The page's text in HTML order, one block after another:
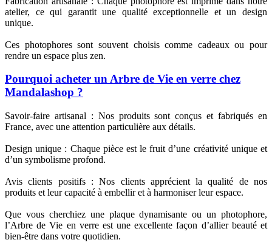
atelier, ce qui garantit une qualité exceptionnelle et un design
unique.
Ces photophores sont souvent choisis comme cadeaux ou pour
rendre un espace plus zen.
Pourquoi acheter un Arbre de Vie en verre chez
Mandalashop ?
Savoir-faire artisanal : Nos produits sont conçus et fabriqués en
France, avec une attention particulière aux détails.
Design unique : Chaque pièce est le fruit d’une créativité unique et
d’un symbolisme profond.
Avis clients positifs : Nos clients apprécient la qualité de nos
produits et leur capacité à embellir et à harmoniser leur espace.
Que vous cherchiez une plaque dynamisante ou un photophore,
l’Arbre de Vie en verre est une excellente façon d’allier beauté et
bien-être dans votre quotidien.